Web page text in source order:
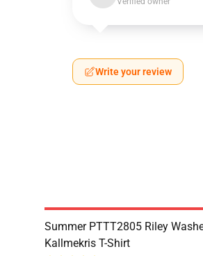
Write your review
Summer PTTT2805 Riley
Kallmekris T-Shirt